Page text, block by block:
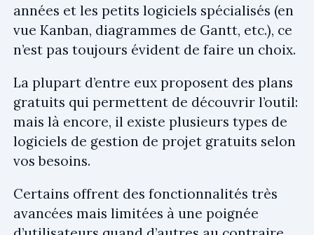
années et les petits logiciels spécialisés (en
vue Kanban, diagrammes de Gantt, etc.), ce
n’est pas toujours évident de faire un choix.
La plupart d’entre eux proposent des plans
gratuits qui permettent de découvrir l’outil:
mais là encore, il existe plusieurs types de
logiciels de gestion de projet gratuits selon
vos besoins.
Certains offrent des fonctionnalités très
avancées mais limitées à une poignée